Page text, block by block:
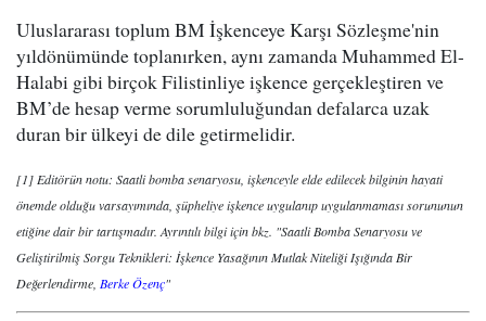
Uluslararası toplum BM İşkenceye Karşı Sözleşme'nin
yıldönümünde toplanırken, aynı zamanda Muhammed El-
Halabi gibi birçok Filistinliye işkence gerçekleştiren ve
BM’de hesap verme sorumluluğundan defalarca uzak
duran bir ülkeyi de dile getirmelidir.
[1] Editörün notu: Saatli bomba senaryosu, işkenceyle elde edilecek bilginin hayati
önemde olduğu varsayımında, şüpheliye işkence uygulanıp uygulanmaması sorununun
etiğine dair bir tartışmadır. Ayrıntılı bilgi için bkz. "Saatli Bomba Senaryosu ve
Geliştirilmiş Sorgu Teknikleri: İşkence Yasağının Mutlak Niteliği Işığında Bir
Değerlendirme, Berke Özenç"